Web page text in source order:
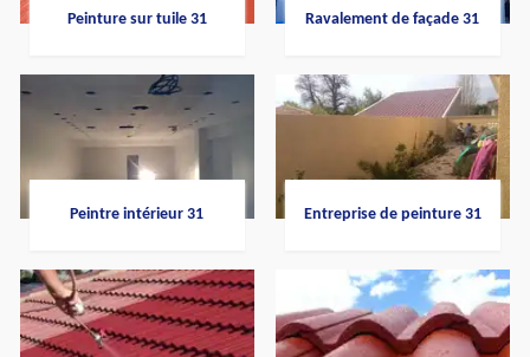
Peinture sur tuile 31 Ravalement de façade 31
Peintre intérieur 31 Entreprise de peinture 31